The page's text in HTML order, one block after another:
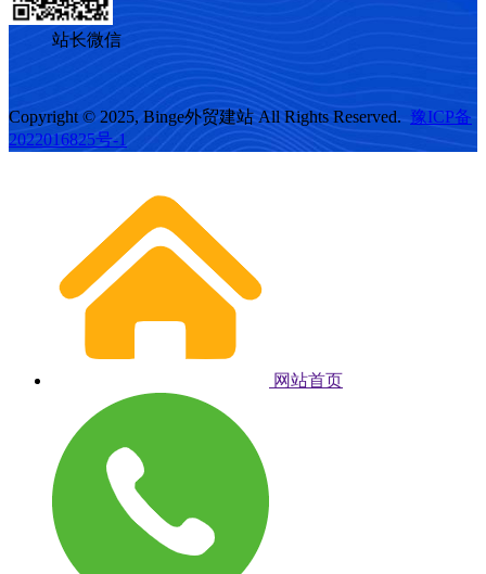
站长微信
Copyright © 2025, Binge外贸建站 All Rights Reserved. 豫ICP备
2022016825号-1
网站首页